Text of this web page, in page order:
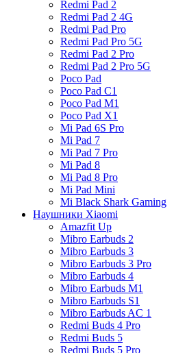
Redmi Pad 2
Redmi Pad 2 4G
Redmi Pad Pro
Redmi Pad Pro 5G
Redmi Pad 2 Pro
Redmi Pad 2 Pro 5G
Poco Pad
Poco Pad C1
Poco Pad M1
Poco Pad X1
Mi Pad 6S Pro
Mi Pad 7
Mi Pad 7 Pro
Mi Pad 8
Mi Pad 8 Pro
Mi Pad Mini
Mi Black Shark Gaming
Наушники Xiaomi
Amazfit Up
Mibro Earbuds 2
Mibro Earbuds 3
Mibro Earbuds 3 Pro
Mibro Earbuds 4
Mibro Earbuds M1
Mibro Earbuds S1
Mibro Earbuds AC 1
Redmi Buds 4 Pro
Redmi Buds 5
Redmi Buds 5 Pro